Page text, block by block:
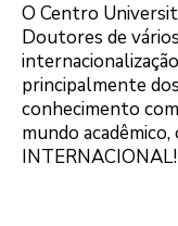
O Centro
Doutores de
principalmente
conhecimento
mundo
INTERNACIONAL!